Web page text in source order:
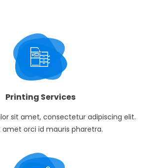
Printing Services
sit amet, consectetur adipiscing elit.
amet orci id mauris pharetra.